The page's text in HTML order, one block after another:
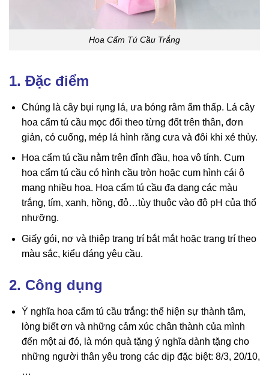
Hoa Cẩm Tú Cầu Trắng
1. Đặc điểm
Chúng là cây bụi rụng lá, ưa bóng râm ẩm thấp. Lá cây
hoa cẩm tú cầu mọc đối theo từng đốt trên thân, đơn
giản, có cuống, mép lá hình răng cưa và đôi khi xẻ thùy.
Hoa cẩm tú cầu nằm trên đỉnh đầu, hoa vô tính. Cụm
hoa cẩm tú cầu có hình cầu tròn hoặc cụm hình cái ô
mang nhiều hoa. Hoa cẩm tú cầu đa dạng các màu
trắng, tím, xanh, hồng, đỏ…tùy thuộc vào độ pH của thổ
nhưỡng.
Giấy gói, nơ và thiệp trang trí bắt mắt hoặc trang trí theo
màu sắc, kiểu dáng yêu cầu.
2. Công dụng
Ý nghĩa hoa cẩm tú cầu trắng: thể hiện sự thành tâm,
lòng biết ơn và những cảm xúc chân thành của mình
đến một ai đó, là món quà tặng ý nghĩa dành tặng cho
những người thân yêu trong các dịp đặc biệt: 8/3, 20/10,
…